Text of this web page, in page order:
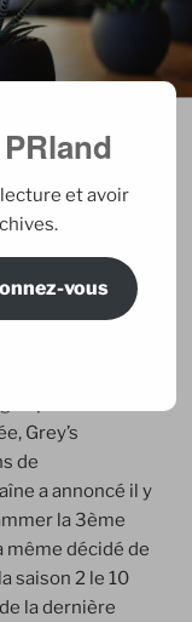
France et
Grey’s
de
a annoncé il y
la 3ème
même décidé de
saison 2 le 10
la dernière
et avoir
vous